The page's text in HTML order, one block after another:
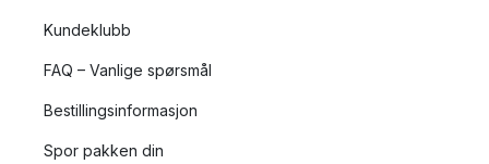
Kundeklubb
FAQ – Vanlige spørsmål
Bestillingsinformasjon
Spor pakken din